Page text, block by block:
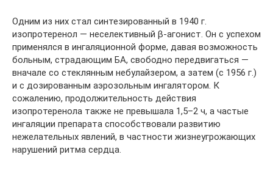
Одним из них стал синтезированный в 1940 г.
изопротеренол — неселективный β-агонист. Он с успехом
применялся в ингаляционной форме, давая возможность
больным, страдающим БА, свободно передвигаться —
вначале со стеклянным небулайзером, а затем (с 1956 г.)
и с дозированным аэрозольным ингалятором. К
сожалению, продолжительность действия
изопротеренола также не превышала 1,5–2 ч, а частые
ингаляции препарата способствовали развитию
нежелательных явлений, в частности жизнеугрожающих
нарушений ритма сердца.